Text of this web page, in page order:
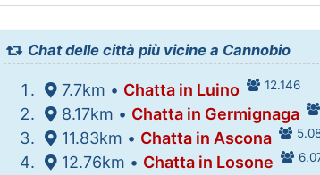
Chat delle città più vicine a Cannobio
7.7km • Chatta in Luino 12.146
8.17km • Chatta in Germignaga
11.83km • Chatta in Ascona
12.76km • Chatta in Losone